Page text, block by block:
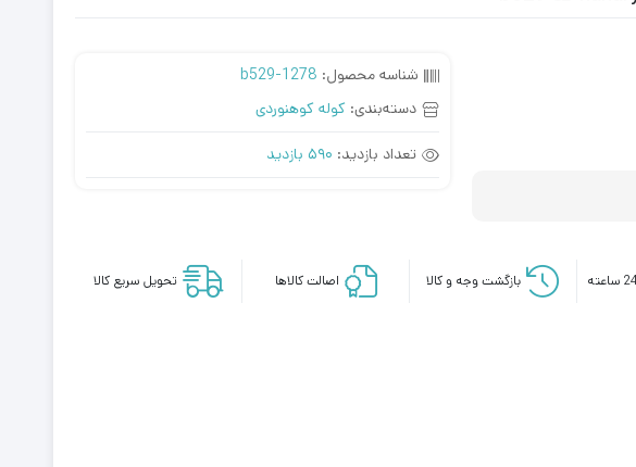
شناسه محصول: b529-1278
دسته‌بندی: کوله کوهنوردی
تعداد بازدید: 590 بازدید
بازگشت وجه و کالا اصالت کالاها تحویل سریع کالا